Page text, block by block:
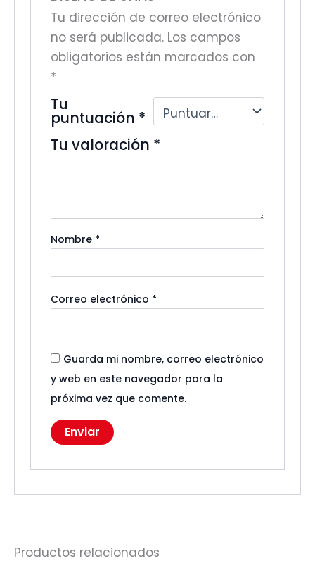
Tu dirección de correo electrónico
no será publicada. Los campos
obligatorios están marcados con
*
Tu
puntuación *
Tu valoración *
Nombre *
Correo electrónico *
Guarda mi nombre, correo electrónico
y web en este navegador para la
próxima vez que comente.
Productos relacionados